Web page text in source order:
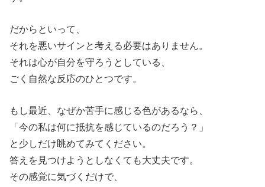
だからといって、
それを悪いサインと考える必要はありません。
それは心が自分を守ろうとしている、
ごく自然な反応のひとつです。
もし最近、なぜか苦手に感じる色があるなら、
「今の私は何に抵抗を感じているのだろう？」
と少しだけ眺めてみてください。
答えを見つけようとしなくても大丈夫です。
その感覚に気づくだけで、